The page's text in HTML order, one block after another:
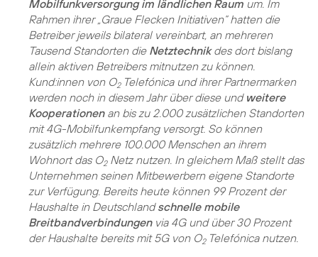
Mobilfunkversorgung im ländlichen Raum um. Im
Rahmen ihrer „Graue Flecken Initiativen“ hatten die
Betreiber jeweils bilateral vereinbart, an mehreren
Tausend Standorten die Netztechnikdes dort bislang
allein aktiven Betreibers mitnutzen zu können.
Kund:innen von O2Telefónica und ihrer Partnermarken
werden noch in diesem Jahr über diese und weitere
Kooperationenan bis zu 2.000 zusätzlichen Standorten
mit 4G-Mobilfunkempfang versorgt. So können
zusätzlich mehrere 100.000 Menschen an ihrem
Wohnort das O2Netz nutzen. In gleichem Maß stellt das
Unternehmen seinen Mitbewerbern eigene Standorte
zur Verfügung. Bereits heute können 99 Prozent der
Haushalte in Deutschlandschnelle mobile
Breitbandverbindungenvia 4G und über 30 Prozent
der Haushalte bereits mit 5G von O2Telefónica nutzen.